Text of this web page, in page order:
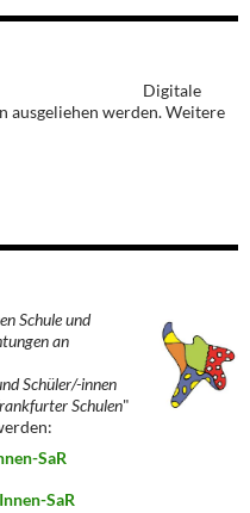
Digitale
ausgeliehen werden. Weitere
Schule und
an
Schüler/-innen
Schulen"
SaR
SaR